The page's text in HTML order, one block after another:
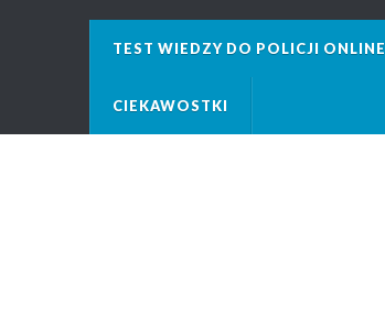
TEST WIEDZY DO POLICJI ONLINE
CIEKAWOSTKI